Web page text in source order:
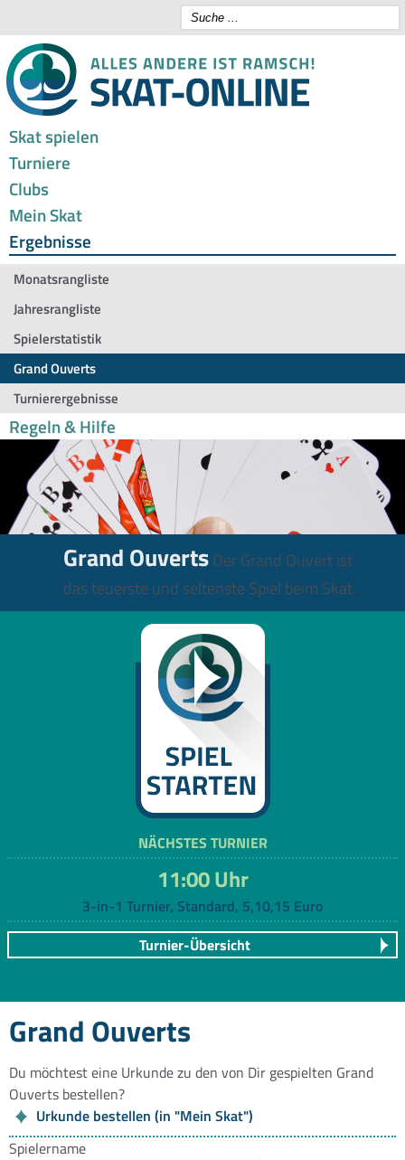
Skat spielen
Turniere
Clubs
Mein Skat
Ergebnisse
Monatsrangliste
Jahresrangliste
Spielerstatistik
Grand Ouverts
Turnierergebnisse
Regeln & Hilfe
Grand OuvertsDer Grand Ouvert ist
das teuerste und seltenste Spiel beim Skat.
NÄCHSTES TURNIER
11:00 Uhr
3-in-1 Turnier, Standard, 5,10,15 Euro
Turnier-Übersicht
Grand Ouverts
Du möchtest eine Urkunde zu den von Dir gespielten Grand
Ouverts bestellen?
Urkunde bestellen (in "Mein Skat")
Spielername